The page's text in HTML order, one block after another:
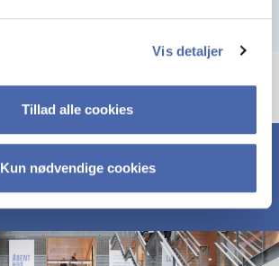
Vis detaljer
Tillad alle cookies
Kun nødvendige cookies